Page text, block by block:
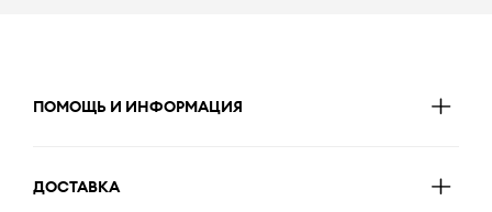
ПОМОЩЬ И ИНФОРМАЦИЯ
ДОСТАВКА